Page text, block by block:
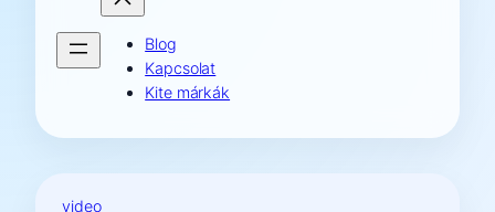
Blog
Kapcsolat
Kite márkák
video